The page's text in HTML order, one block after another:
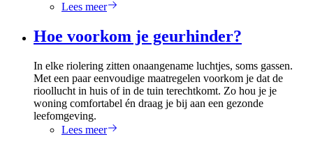
Lees meer
Hoe voorkom je geurhinder?
In elke riolering zitten onaangename luchtjes, soms gassen.
Met een paar eenvoudige maatregelen voorkom je dat de
rioollucht in huis of in de tuin terechtkomt. Zo hou je je
woning comfortabel én draag je bij aan een gezonde
leefomgeving.
Lees meer